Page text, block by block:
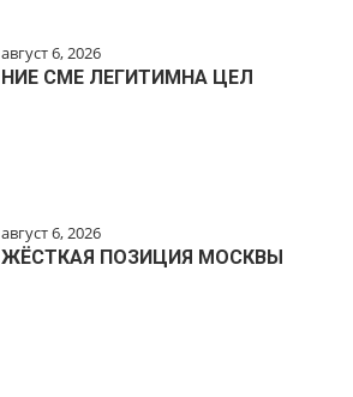
август 6, 2026
НИЕ СМЕ ЛЕГИТИМНА ЦЕЛ
август 6, 2026
ЖЁСТКАЯ ПОЗИЦИЯ МОСКВЫ